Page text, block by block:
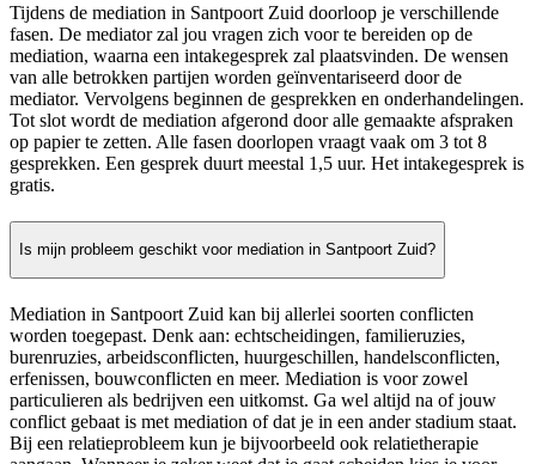
Tijdens de mediation in Santpoort Zuid doorloop je verschillende
fasen. De mediator zal jou vragen zich voor te bereiden op de
mediation, waarna een intakegesprek zal plaatsvinden. De wensen
van alle betrokken partijen worden geïnventariseerd door de
mediator. Vervolgens beginnen de gesprekken en onderhandelingen.
Tot slot wordt de mediation afgerond door alle gemaakte afspraken
op papier te zetten. Alle fasen doorlopen vraagt vaak om 3 tot 8
gesprekken. Een gesprek duurt meestal 1,5 uur. Het intakegesprek is
gratis.
Is mijn probleem geschikt voor mediation in Santpoort Zuid?
Mediation in Santpoort Zuid kan bij allerlei soorten conflicten
worden toegepast. Denk aan: echtscheidingen, familieruzies,
burenruzies, arbeidsconflicten, huurgeschillen, handelsconflicten,
erfenissen, bouwconflicten en meer. Mediation is voor zowel
particulieren als bedrijven een uitkomst. Ga wel altijd na of jouw
conflict gebaat is met mediation of dat je in een ander stadium staat.
Bij een relatieprobleem kun je bijvoorbeeld ook relatietherapie